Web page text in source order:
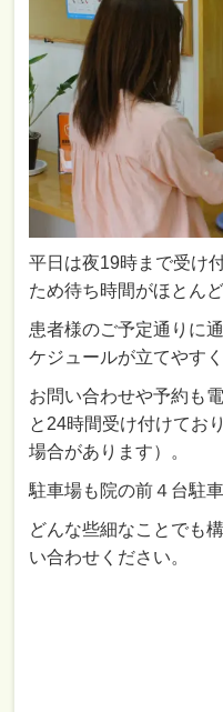
平日は夜19時まで受け
ため待ち時間がほとん
患者様のご予定通りに
ケジュールが立てやす
お問い合わせや予約も
と24時間受け付けてお
場合があります）。
駐車場も院の前４台駐車
どんな些細なことでも
い合わせください。